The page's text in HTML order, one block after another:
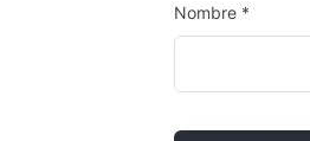
Nombre *